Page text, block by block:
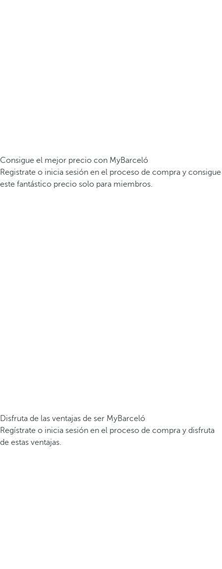
Consigue el mejor precio con MyBarceló
Registrate o inicia sesión en el proceso de compra y consigue
este fantástico precio solo para miembros.
Disfruta de las ventajas de ser MyBarceló
Regístrate o inicia sesión en el proceso de compra y disfruta
de estas ventajas.